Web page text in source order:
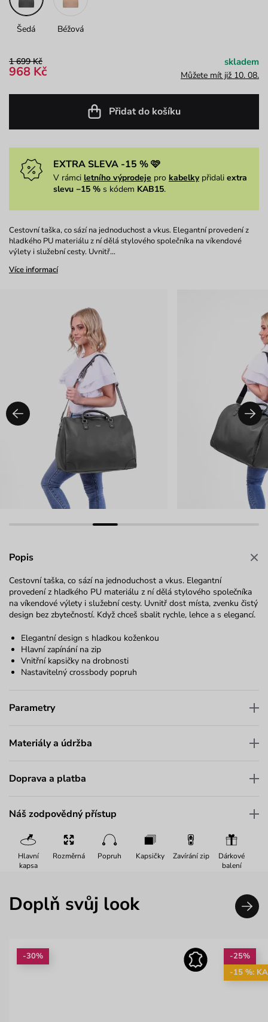
Šedá Béžová
1 699 Kč
968 Kč
skladem
Můžete mít již 10. 08.
Přidat do košíku
EXTRA SLEVA -15 % 🩷
V rámci letního výprodeje pro kabelkypřidali extra
slevu −15 % s kódem KAB15.
Cestovní taška, co sází na jednoduchost a vkus. Elegantní provedení z
hladkého PU materiálu z ní dělá stylového společníka na víkendové
výlety i služební cesty. Uvnitř…
Více informací
Popis
Cestovní taška, co sází na jednoduchost a vkus. Elegantní
provedení z hladkého PU materiálu z ní dělá stylového společníka
na víkendové výlety i služební cesty. Uvnitř dost místa, zvenku čistý
design bez zbytečností. Když chceš sbalit rychle, lehce a s elegancí.
Elegantní design s hladkou koženkou
Hlavní zapínání na zip
Vnitřní kapsičky na drobnosti
Nastavitelný crossbody popruh
Parametry
Materiály a údržba
Doprava a platba
Náš zodpovědný přístup
Hlavní
kapsa
Rozměrná Popruh Kapsičky Zavírání zip
Dárkové
balení
Doplň svůj look
-30%
-25%
-15 %: